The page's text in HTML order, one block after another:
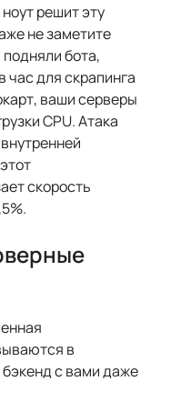
решит эту
не заметите
бота,
час для скрапинга
ваши серверы
CPU. Атака
скорость
в
с вами даже